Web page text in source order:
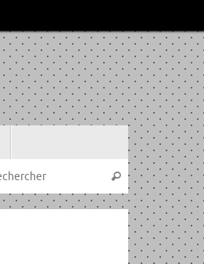
Recherche
Rechercher